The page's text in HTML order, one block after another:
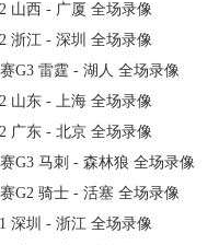
山西 - 广厦 全场录像
浙江 - 深圳 全场录像
G3 雷霆 - 湖人 全场录像
山东 - 上海 全场录像
广东 - 北京 全场录像
G3 马刺 - 森林狼 全场录像
G2 骑士 - 活塞 全场录像
深圳 - 浙江 全场录像